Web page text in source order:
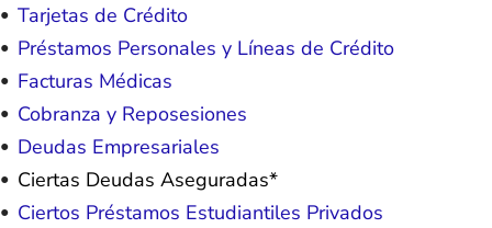
Tarjetas de Crédito
Préstamos Personales y Líneas de Crédito
Facturas Médicas
Cobranza y Reposesiones
Deudas Empresariales
Ciertas Deudas Aseguradas*
Ciertos Préstamos Estudiantiles Privados